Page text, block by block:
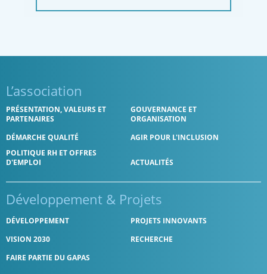
L’association
PRÉSENTATION, VALEURS ET
PARTENAIRES
GOUVERNANCE ET
ORGANISATION
DÉMARCHE QUALITÉ
AGIR POUR L'INCLUSION
POLITIQUE RH ET OFFRES
D'EMPLOI
ACTUALITÉS
Développement & Projets
DÉVELOPPEMENT
PROJETS INNOVANTS
VISION 2030
RECHERCHE
FAIRE PARTIE DU GAPAS